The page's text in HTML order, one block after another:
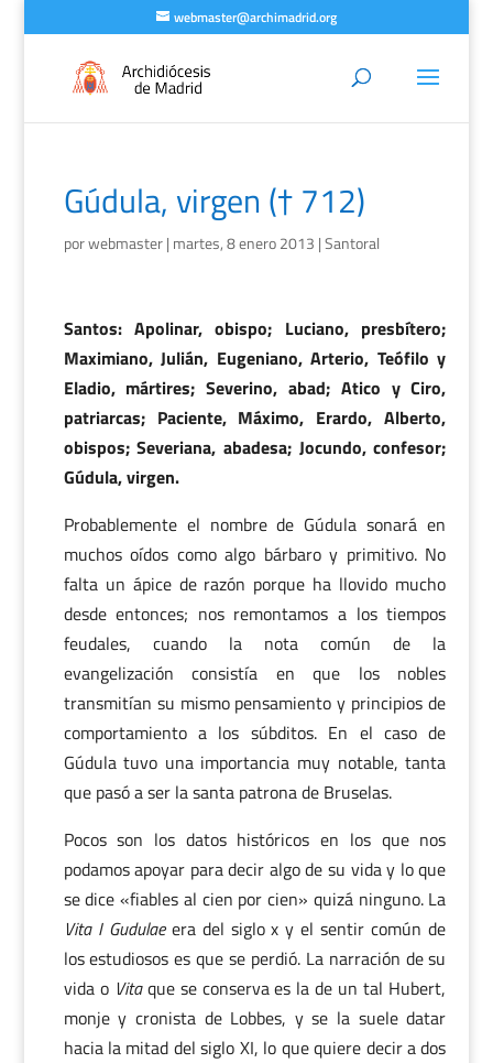
webmaster@archimadrid.org
Gúdula, virgen († 712)
porwebmaster| martes, 8 enero 2013 |Santoral
Santos: Apolinar, obispo; Luciano, presbítero;
Maximiano, Julián, Eugeniano, Arterio, Teófilo y
Eladio, mártires; Severino, abad; Atico y Ciro,
patriarcas; Paciente, Máximo, Erardo, Alberto,
obispos; Severiana, abadesa; Jocundo, confesor;
Gúdula, virgen.
Probablemente el nombre de Gúdula sonará en
muchos oídos como algo bárbaro y primitivo. No
falta un ápice de razón porque ha llovido mucho
desde entonces; nos remontamos a los tiempos
feudales, cuando la nota común de la
evangelización consistía en que los nobles
transmitían su mismo pensamiento y principios de
comportamiento a los súbditos. En el caso de
Gúdula tuvo una importancia muy notable, tanta
que pasó a ser la santa patrona de Bruselas.
Pocos son los datos históricos en los que nos
podamos apoyar para decir algo de su vida y lo que
se dice «fiables al cien por cien» quizá ninguno. La
Vita I Gudulaeera del siglo x y el sentir común de
los estudiosos es que se perdió. La narración de su
vida o Vitaque se conserva es la de un tal Hubert,
monje y cronista de Lobbes, y se la suele datar
hacia la mitad del siglo XI, lo que quiere decir a dos